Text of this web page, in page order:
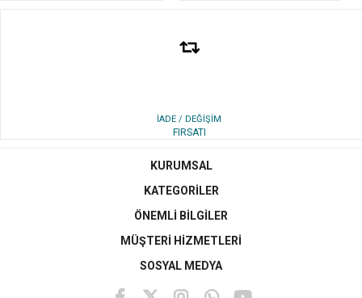
İADE / DEĞİŞİM
FIRSATI
KURUMSAL
KATEGORİLER
ÖNEMLİ BİLGİLER
MÜŞTERİ HİZMETLERİ
SOSYAL MEDYA